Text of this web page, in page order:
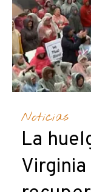
Noticias
La